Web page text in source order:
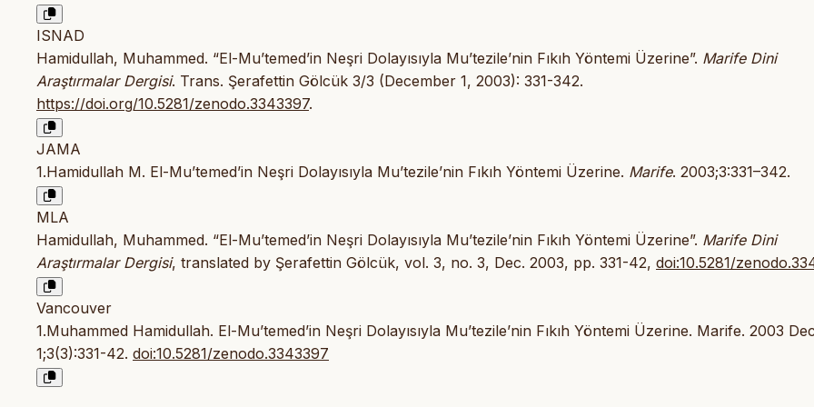
ISNAD
Hamidullah, Muhammed. “El-Mu’temed’in Neşri Dolayısıyla Mu’tezile’nin Fıkıh Yöntemi Üzerine”. Marife Dini
Araştırmalar Dergisi. Trans. Şerafettin Gölcük 3/3 (December 1, 2003): 331-342.
https://doi.org/10.5281/zenodo.3343397.
JAMA
1.Hamidullah M. El-Mu’temed’in Neşri Dolayısıyla Mu’tezile’nin Fıkıh Yöntemi Üzerine. Marife. 2003;3:331–342.
MLA
Hamidullah, Muhammed. “El-Mu’temed’in Neşri Dolayısıyla Mu’tezile’nin Fıkıh Yöntemi Üzerine”. Marife Dini
Araştırmalar Dergisi, translated by Şerafettin Gölcük, vol. 3, no. 3, Dec. 2003, pp. 331-42, doi:10.5281/
Vancouver
1.Muhammed Hamidullah. El-Mu’temed’in Neşri Dolayısıyla Mu’tezile’nin Fıkıh Yöntemi Üzerine. Marife. 2003
1;3(3):331-42. doi:10.5281/zenodo.3343397